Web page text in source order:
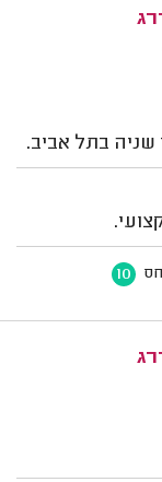
שניה בתל אביב.
10